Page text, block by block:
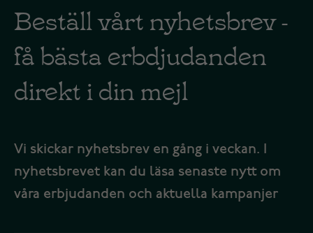
Beställ vårt nyhetsbrev -
få bästa erbdjudanden
direkt i din mejl
Vi skickar nyhetsbrev en gång i veckan. I
nyhetsbrevet kan du läsa senaste nytt om
våra erbjudanden och aktuella kampanjer